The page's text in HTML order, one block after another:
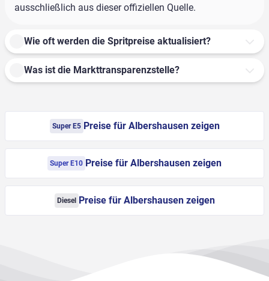
ausschließlich aus dieser offiziellen Quelle.
Wie oft werden die Spritpreise aktualisiert?
Was ist die Markttransparenzstelle?
Super E5 Preise für Albershausen zeigen
Super E10 Preise für Albershausen zeigen
Diesel Preise für Albershausen zeigen